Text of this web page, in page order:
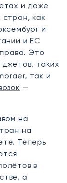
и даже
как
и
и ЕС
Это
таких
так и
—
на
на
Теперь
в
а